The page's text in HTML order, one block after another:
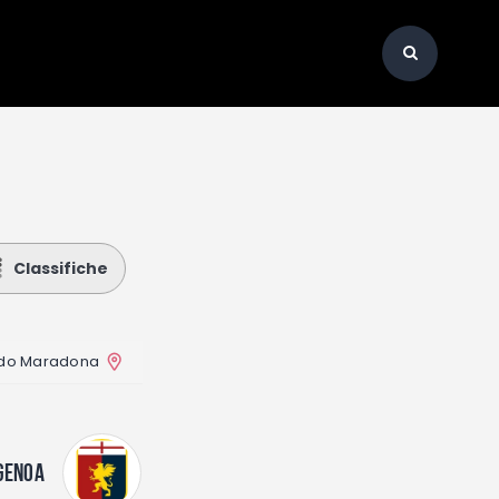
Classifiche
Maradona